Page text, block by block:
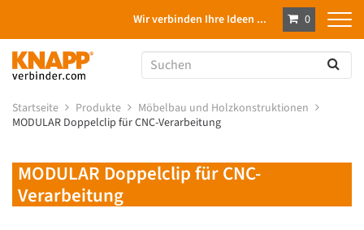
Wir verbinden Ihre Ideen ... 0
Startseite Produkte
Möbelbau und Holzkonstruktionen
MODULAR Doppelclip für CNC-Verarbeitung
MODULAR Doppelclip für CNC-
Verarbeitung